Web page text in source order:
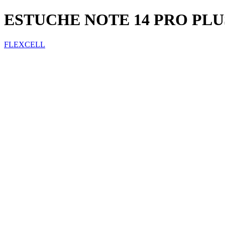
ESTUCHE NOTE 14 PRO
FLEXCELL